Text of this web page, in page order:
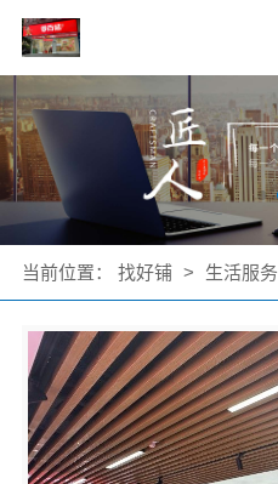
当前位置： 找好铺 > 生活服务